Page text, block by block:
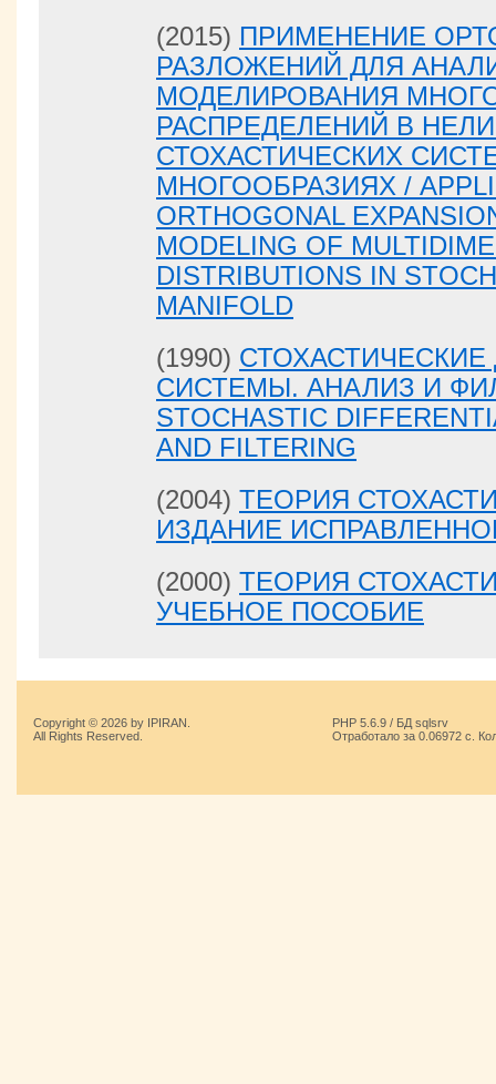
(2015) ПРИМЕНЕНИЕ
РАЗЛОЖЕНИЙ ДЛЯ
МОДЕЛИРОВАНИЯ
РАСПРЕДЕЛЕНИЙ В
СТОХАСТИЧЕСКИХ
МНОГООБРАЗИЯХ /
ORTHOGONAL
MODELING OF
DISTRIBUTIONS IN
MANIFOLD
(1990)
СИСТЕМЫ. АНАЛИЗ И
STOCHASTIC
AND FILTERING
(2004) ТЕОРИЯ
ИЗДАНИЕ
(2000) ТЕОРИЯ
УЧЕБНОЕ ПОСОБИЕ
Copyright © 2026 by IPIRAN.
All Rights Reserved.
PHP 5.6.9 / БД sqlsrv
Отработало за 0.06972 с.